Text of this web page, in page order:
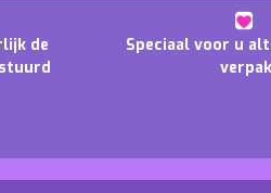
de
Speciaal voor u